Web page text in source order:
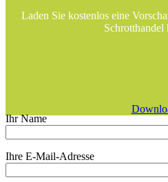
Laden Sie kostenlos eine
Schrotthandel
Ihr Name
Ihre E-Mail-Adresse